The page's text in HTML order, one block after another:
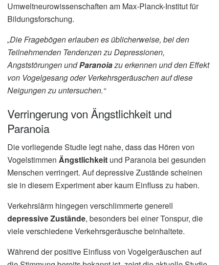
Umweltneurowissenschaften am Max-Planck-Institut für
Bildungsforschung.
„Die Fragebögen erlauben es üblicherweise, bei den
Teilnehmenden Tendenzen zu Depressionen,
Angststörungen undParanoiazu erkennen und den Effekt
von Vogelgesang oder Verkehrsgeräuschen auf diese
Neigungen zu untersuchen.“
Verringerung von Ängstlichkeit und
Paranoia
Die vorliegende Studie legt nahe, dass das Hören von
Vogelstimmen Ängstlichkeit und Paranoia bei gesunden
Menschen verringert. Auf depressive Zustände scheinen
sie in diesem Experiment aber kaum Einfluss zu haben.
Verkehrslärm hingegen verschlimmerte generell
depressive Zustände, besonders bei einer Tonspur, die
viele verschiedene Verkehrsgeräusche beinhaltete.
Während der positive Einfluss von Vogelgeräuschen auf